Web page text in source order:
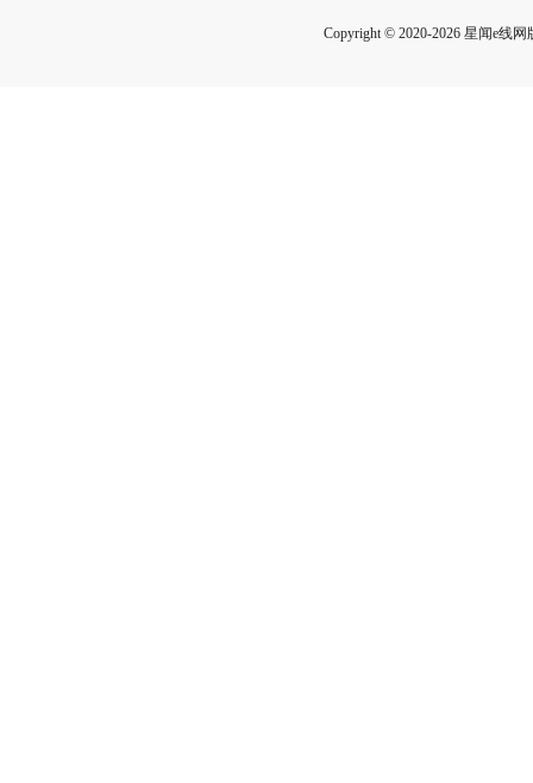
Copyright © 2020-2026 星闻e线